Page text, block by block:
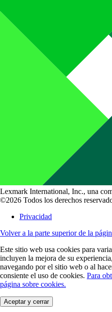
Lexmark International, Inc., una
©2026 Todos los derechos
Privacidad
Volver a la parte superior de la
Este sitio web usa cookies para
incluyen la mejora de su
navegando por el sitio web o al
consiente el uso de cookies. Para
página sobre cookies.
Aceptar y cerrar